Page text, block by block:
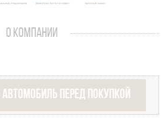
О КОМПАНИИ
АВТОМОБИЛЬ ПЕРЕД ПОКУПКОЙ